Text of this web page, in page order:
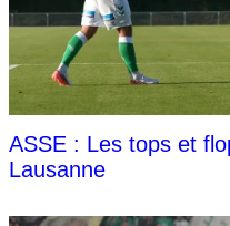
ASSE : Les tops et
Lausanne